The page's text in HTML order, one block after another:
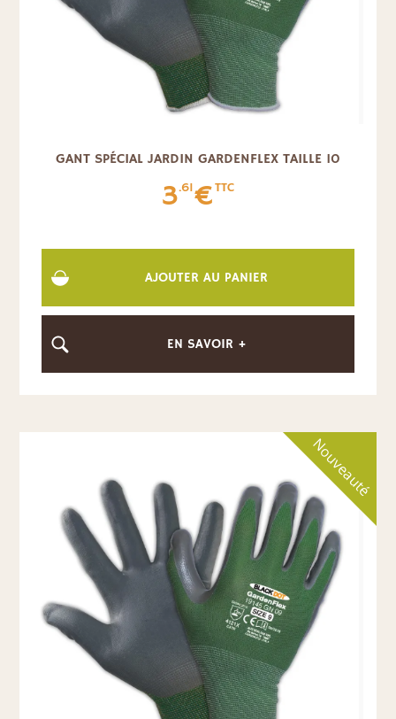
GANT SPÉCIAL JARDIN GARDENFLEX TAILLE 10
3.61€TTC
AJOUTER AU PANIER
EN SAVOIR +
Nouveauté